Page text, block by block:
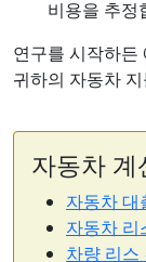
비용을 추정
연구를 시작하든
귀하의 자동차
자동차 계
자동차 대
자동차 리
차량 리스